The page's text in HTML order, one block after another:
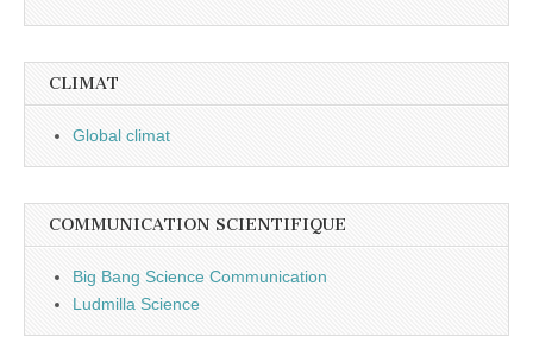
CLIMAT
Global climat
COMMUNICATION SCIENTIFIQUE
Big Bang Science Communication
Ludmilla Science